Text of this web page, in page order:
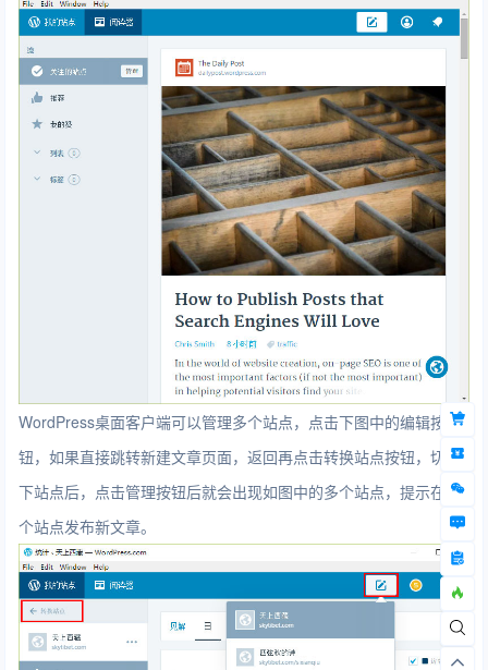
WordPress桌面客户端可以管理多个站点，点击下图中的编辑按
钮，如果直接跳转新建文章页面，返回再点击转换站点按钮，切换
下站点后，点击管理按钮后就会出现如图中的多个站点，提示在哪
个站点发布新文章。